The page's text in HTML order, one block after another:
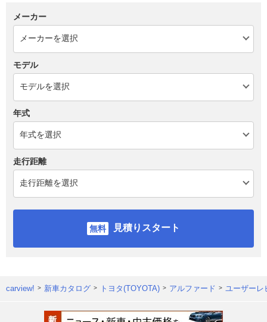
メーカー
モデル
年式
走行距離
見積りスタート
carview! 新車カタログ トヨタ(TOYOTA) アルファード ユーザーレ